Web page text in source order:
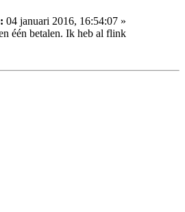
04 januari 2016, 16:54:07 »
één betalen. Ik heb al flink